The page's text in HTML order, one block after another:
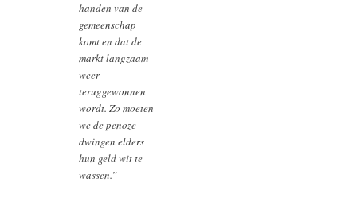
handen van de
gemeenschap
komt en dat de
markt langzaam
weer
teruggewonnen
wordt. Zo moeten
we de penoze
dwingen elders
hun geld wit te
wassen.”